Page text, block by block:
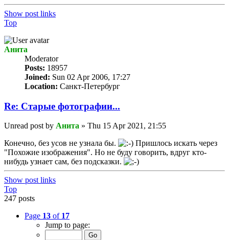
Show post links
Top
Анита
Мoderator
Posts: 18957
Joined: Sun 02 Apr 2006, 17:27
Location: Санкт-Петербург
Re: Старые фотографии...
Unread post by Анита » Thu 15 Apr 2021, 21:55
Конечно, без усов не узнала бы.
Пришлось искать через
"Похожие изображения". Но не буду говорить, вдруг кто-
нибудь узнает сам, без подсказки.
Show post links
Top
247 posts
Page 13 of 17
Jump to page: